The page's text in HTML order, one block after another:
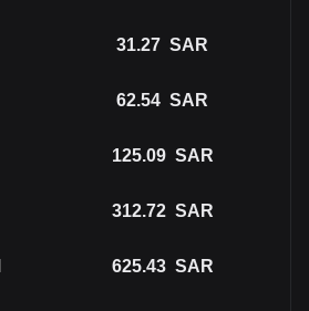
31.27 SAR
62.54 SAR
125.09 SAR
312.72 SAR
625.43 SAR